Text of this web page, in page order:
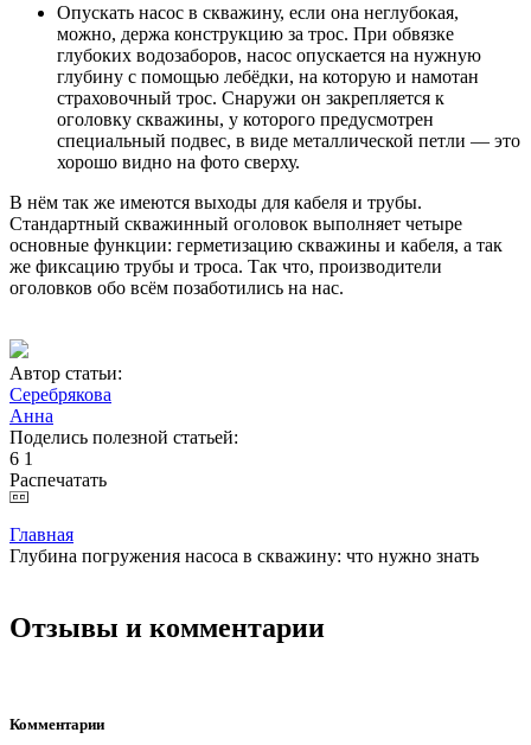
Опускать насос в скважину, если она неглубокая,
можно, держа конструкцию за трос. При обвязке
глубоких водозаборов, насос опускается на нужную
глубину с помощью лебёдки, на которую и намотан
страховочный трос. Снаружи он закрепляется к
оголовку скважины, у которого предусмотрен
специальный подвес, в виде металлической петли — это
хорошо видно на фото сверху.
В нём так же имеются выходы для кабеля и трубы.
Стандартный скважинный оголовок выполняет четыре
основные функции: герметизацию скважины и кабеля, а так
же фиксацию трубы и троса. Так что, производители
оголовков обо всём позаботились на нас.
Автор статьи:
Серебрякова
Анна
Поделись полезной статьей:
6 1
Распечатать
Главная
Глубина погружения насоса в скважину: что нужно знать
Отзывы и комментарии
Комментарии